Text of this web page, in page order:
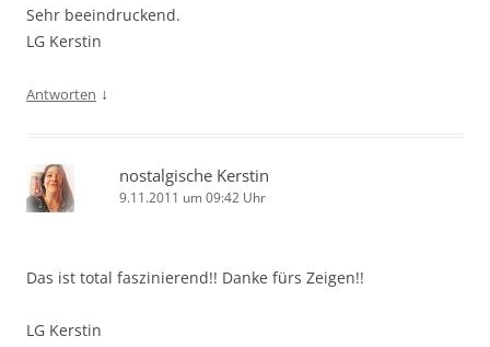
Sehr beeindruckend.
LG Kerstin
Antworten ↓
nostalgische Kerstin
9.11.2011 um 09:42 Uhr
Das ist total faszinierend!! Danke fürs Zeigen!!
LG Kerstin